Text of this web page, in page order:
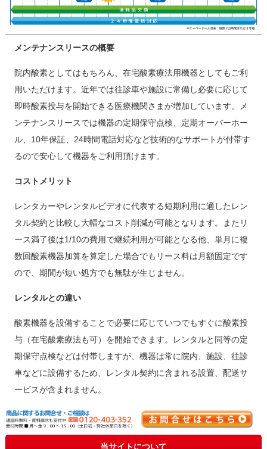
メンテナンスリースの概要
院内酸素としてはもちろん、在宅酸素療法用機器としてもご利
用いただけます。近年では往診車や施設に常備し必要に応じて
即時酸素投与を開始できる医療機関さまが増加しています。メ
ンテナンスリースでは機器の定期保守点検、定期オーバーホー
ル、10年保証、24時間電話対応など技術的なサポートが付帯す
るので安心して機器をご利用頂けます。
コストメリット
レンタカーやレンタルビデオに代表する短期利用に適したレン
タル契約と比較し大幅なコスト削減が可能となります。またリ
ース満了後は1/10の費用で継続利用が可能となる他、単月に複
数回酸素機器加算を算定した場合でもリース料は月額固定です
ので、期間が短い処方でも無駄が生じません。
レンタルとの違い
酸素機器を設備することで必要に応じていつでもすぐに酸素投
与（在宅酸素療法も可）を開始できます。レンタルと同等の定
期保守点検などは付帯しますが、機器は常に院内、施設、往診
車などに設備するため、レンタル契約に含まれる設置、配送サ
ービスが含まれません。
当サイトについて